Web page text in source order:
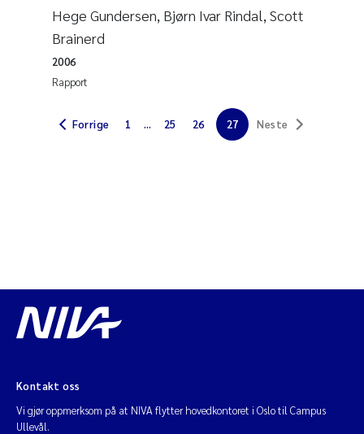
Bjørnar Andre Beylich
Roar Brænden
Camilla With Fagerli
Hege Gundersen, Bjørn Ivar Rindal, Scott
Brainerd
Rapport
2006
Forrige 1 ... 25 26 27 Neste
Kontakt oss
Vi gjør oppmerksom på at NIVA flytter hovedkontoret i Oslo til Campus
Ullevål.